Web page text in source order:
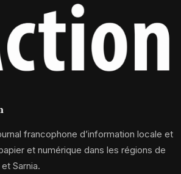
francophone d’information locale et
et numérique dans les régions de
Sarnia.